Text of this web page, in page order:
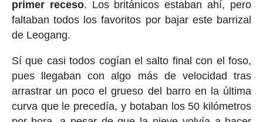
primer receso. Los británicos estaban ahí, pero
faltaban todos los favoritos por bajar este barrizal
de Leogang.
Sí que casi todos cogían el salto final con el foso,
pues llegaban con algo más de velocidad tras
arrastrar un poco el grueso del barro en la última
curva que le precedía, y botaban los 50 kilómetros